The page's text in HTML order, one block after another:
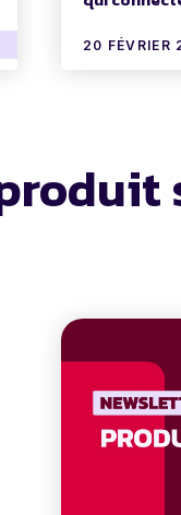
20 FÉVRIER